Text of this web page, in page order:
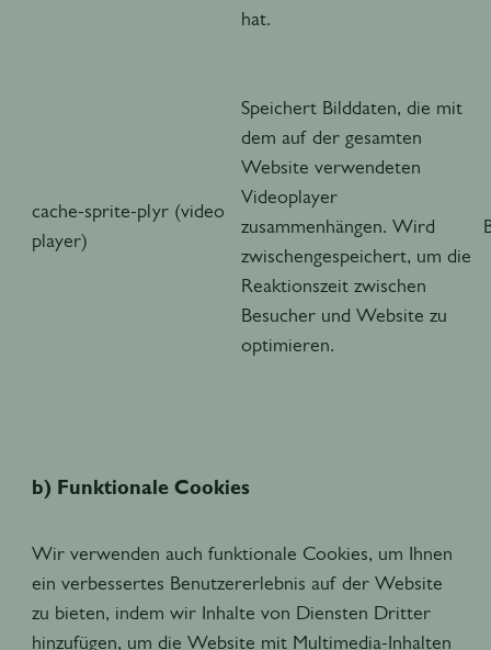
hat.
cache-sprite-plyr (video
player)
Speichert Bilddaten, die mit
dem auf der gesamten
Website verwendeten
Videoplayer
zusammenhängen. Wird
zwischengespeichert, um die
Reaktionszeit zwischen
Besucher und Website zu
optimieren.
b) Funktionale Cookies
Wir verwenden auch funktionale Cookies, um Ihnen
ein verbessertes Benutzererlebnis auf der Website
zu bieten, indem wir Inhalte von Diensten Dritter
hinzufügen, um die Website mit Multimedia-Inhalten